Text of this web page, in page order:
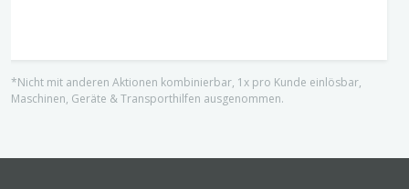
*Nicht mit anderen Aktionen kombinierbar, 1x pro Kunde einlösbar,
Maschinen, Geräte & Transporthilfen ausgenommen.